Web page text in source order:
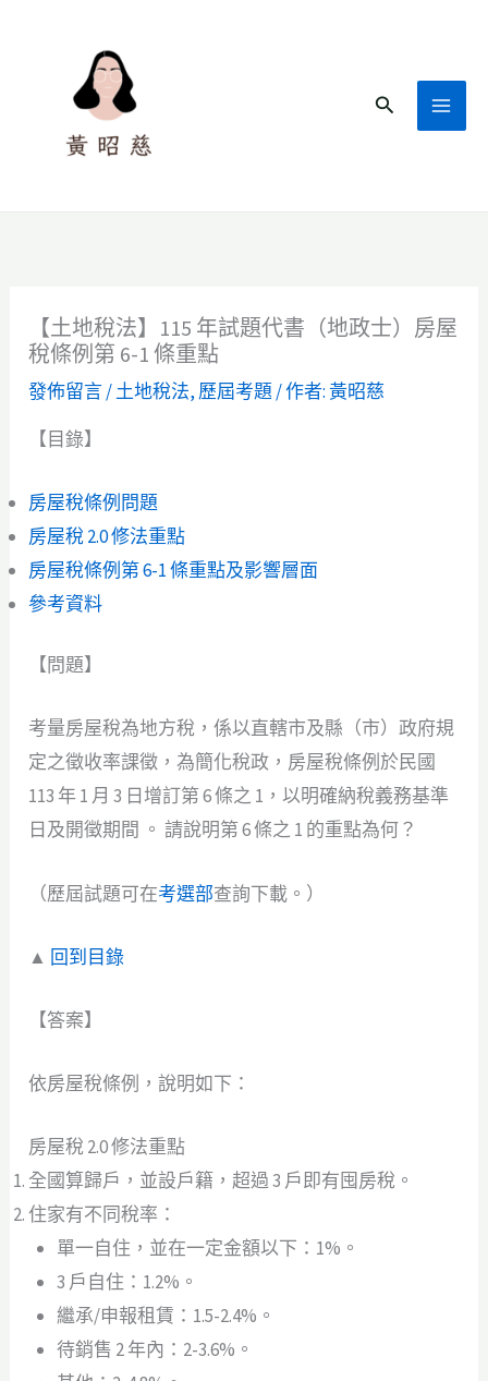
搜
【土地稅法】115 年試題代書（地政士）房屋
稅條例第 6-1 條重點
發佈留言/土地稅法, 歷屆考題 / 作者:黃昭慈
【目錄】
房屋稅條例問題
房屋稅 2.0 修法重點
房屋稅條例第 6-1 條重點及影響層面
參考資料
【問題】
考量房屋稅為地方稅，係以直轄市及縣（市）政府規
定之徵收率課徵，為簡化稅政，房屋稅條例於民國
113 年 1 月 3 日增訂第 6 條之 1，以明確納稅義務基準
日及開徵期間 。 請說明第 6 條之 1 的重點為何？
（歷屆試題可在考選部查詢下載。）
▲ 回到目錄
【答案】
依房屋稅條例，說明如下：
房屋稅 2.0 修法重點
全國算歸戶，並設戶籍，超過 3 戶即有囤房稅。
住家有不同稅率：
單一自住，並在一定金額以下：1%。
3 戶自住：1.2%。
繼承/申報租賃：1.5-2.4%。
待銷售 2 年內：2-3.6%。